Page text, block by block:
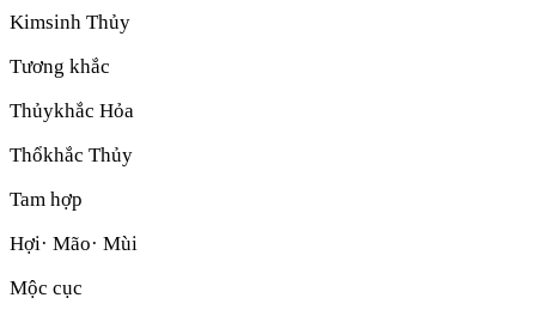
Kimsinh Thủy
Tương khắc
Thủykhắc Hỏa
Thổkhắc Thủy
Tam hợp
Hợi· Mão· Mùi
Mộc cục